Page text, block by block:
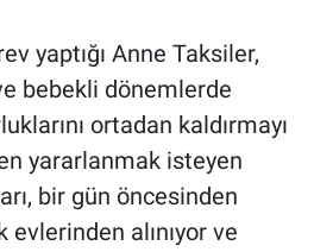
yaptığı Anne Taksiler,
bebekli dönemlerde
ortadan kaldırmayı
yararlanmak isteyen
bir gün öncesinden
alınıyor ve